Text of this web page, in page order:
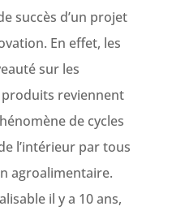
succès d’un projet
En effet, les
sur les
reviennent
de cycles
l’intérieur par tous
agroalimentaire.
il y a 10 ans,